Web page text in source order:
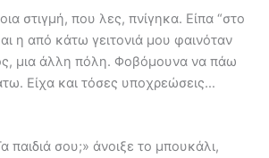
στιγμή, που λες, πνίγηκα. Είπα “στο
η από κάτω γειτονιά μου φαινόταν
μια άλλη πόλη. Φοβόμουνα να πάω
Είχα και τόσες υποχρεώσεις…
παιδιά σου;» άνοιξε το μπουκάλι,